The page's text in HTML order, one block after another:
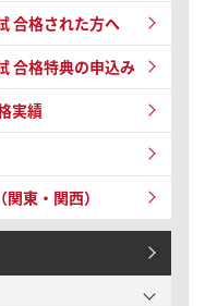
合格された方へ
合格特典の申込み
実績
東・関西）